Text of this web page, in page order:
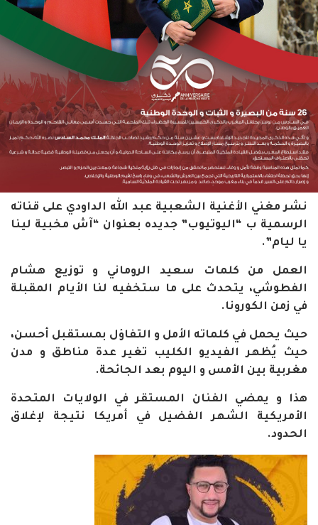
نشر مغني الأغنية الشعبية عبد الله الداودي على قناته
الرسمية ب “اليوتيوب” جديده بعنوان “آش مخبية لينا
يا ليام”.
العمل من كلمات سعيد الروماني و توزيع هشام
الفطوشي، يتحدث على ما
ستخفيه لنا الأيام المقبلة
في زمن الكورونا.
حيث يحمل في كلماته الأمل و التفاؤل بمستقبل أحسن،
حيث يُظهر الفيديو الكليب تغير عدة مناطق و مدن
مغربية بين الأمس و اليوم بعد الجائحة.
هذا و يمضي الفنان المستقر في الولايات المتحدة
الأمريكية الشهر الفضيل في أمريكا نتيجة لإغلاق
الحدود.